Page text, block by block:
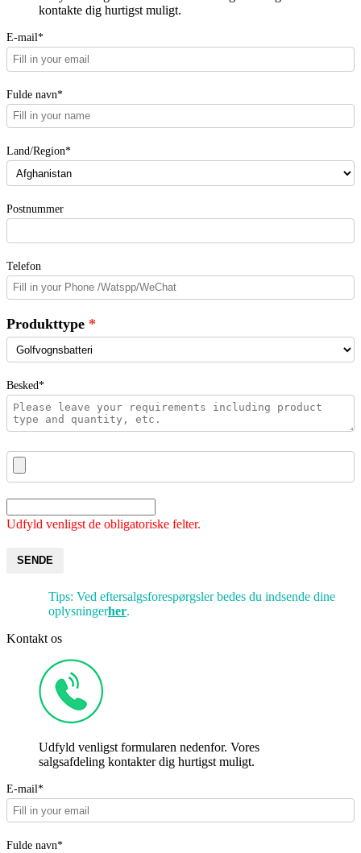
kontakte dig hurtigst muligt.
E-mail*
Fulde navn*
Land/Region*
Postnummer
Telefon
Produkttype
Besked*
Udfyld venligst de obligatoriske felter.
SENDE
Tips: Ved eftersalgsforespørgsler bedes du indsende dine
oplysningerher.
Kontakt os
Udfyld venligst formularen nedenfor. Vores
salgsafdeling kontakter dig hurtigst muligt.
E-mail*
Fulde navn*